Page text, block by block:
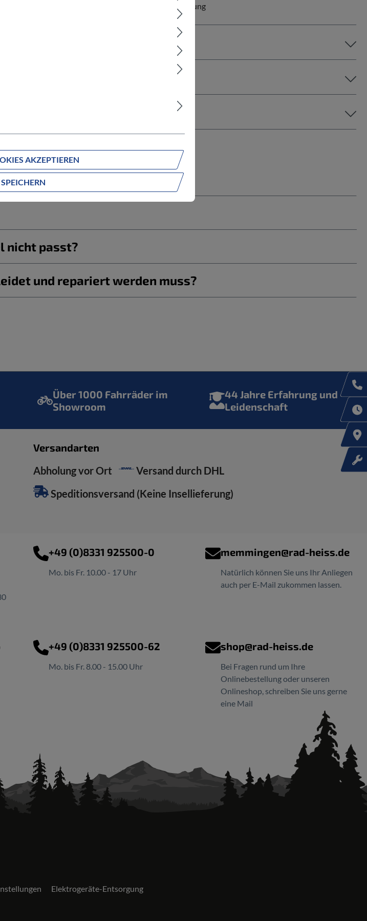
mit Beleuchtung
zum Bestellablauf
nicht passt?
und repariert werden muss?
Über 1000 Fahrräder im
Showroom
44 Jahre Erfahrung und
Leidenschaft
Versandarten
Abholung vor Ort
Versand durch DHL
Speditionsversand (Keine Insellieferung)
+49 (0)8331 925500-0
Mo. bis Fr. 10.00 - 17 Uhr
memmingen@rad-heiss.de
Natürlich können Sie uns Ihr Anliegen
auch per E-Mail zukommen lassen.
+49 (0)8331 925500-62
Mo. bis Fr. 8.00 - 15.00 Uhr
shop@rad-heiss.de
Bei Fragen rund um Ihre
Onlinebestellung oder unseren
Onlineshop, schreiben Sie uns gerne
eine Mail
Elektrogeräte-Entsorgung
AKZEPTIEREN
SPEICHERN